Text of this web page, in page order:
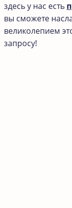
здесь у нас есть
вы сможете
великолепием
запросу!